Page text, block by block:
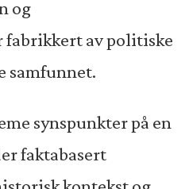
og
av politiske
samfunnet.
synspunkter på en
faktabasert